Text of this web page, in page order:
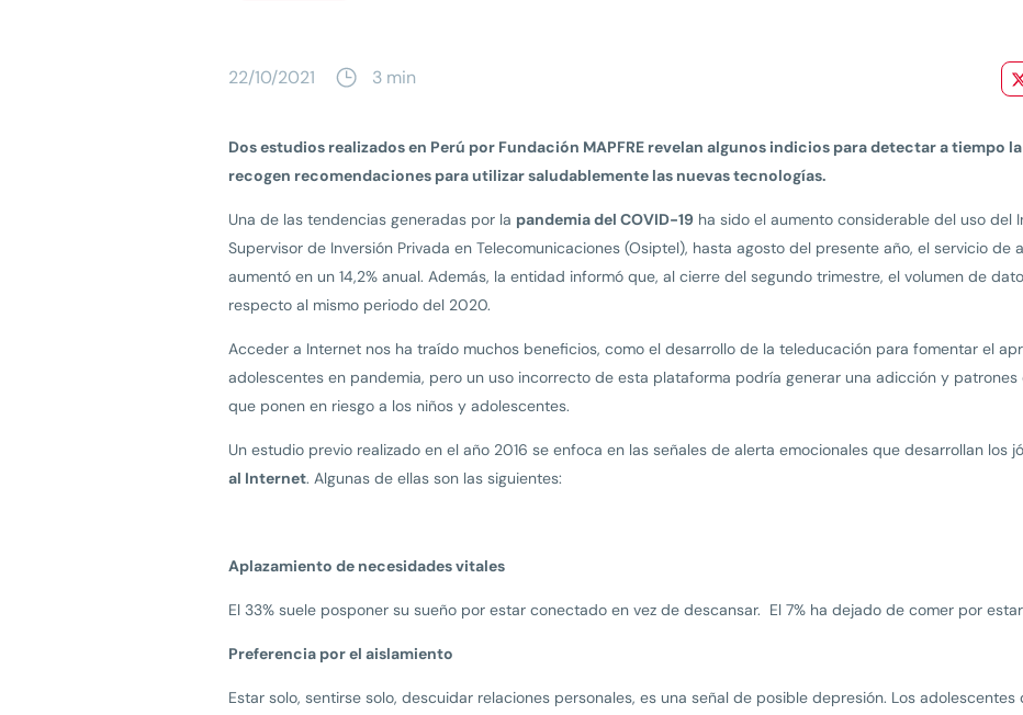
22/10/2021 3 min
Dos estudios realizados en Perú por Fundación MAPFRE revelan algunos indicios para detectar a tiempo
recogen recomendaciones para utilizar saludablemente las nuevas tecnologías.
Una de las tendencias generadas por la pandemia del COVID-19 ha sido el aumento considerable del uso del
Supervisor de Inversión Privada en Telecomunicaciones (Osiptel), hasta agosto del presente año, el servicio de
aumentó en un 14,2% anual. Además, la entidad informó que, al cierre del segundo trimestre, el volumen de
respecto al mismo periodo del 2020.
Acceder a Internet nos ha traído muchos beneficios, como el desarrollo de la teleducación para fomentar el
adolescentes en pandemia, pero un uso incorrecto de esta plataforma podría generar una adicción y
que ponen en riesgo a los niños y adolescentes.
Un estudio previo realizado en el año 2016 se enfoca en las señales de alerta emocionales que desarrollan los
al Internet. Algunas de ellas son las siguientes:
Aplazamiento de necesidades vitales
El 33% suele posponer su sueño por estar conectado en vez de descansar. El 7% ha dejado de comer por
Preferencia por el aislamiento
Estar solo, sentirse solo, descuidar relaciones personales, es una señal de posible depresión. Los